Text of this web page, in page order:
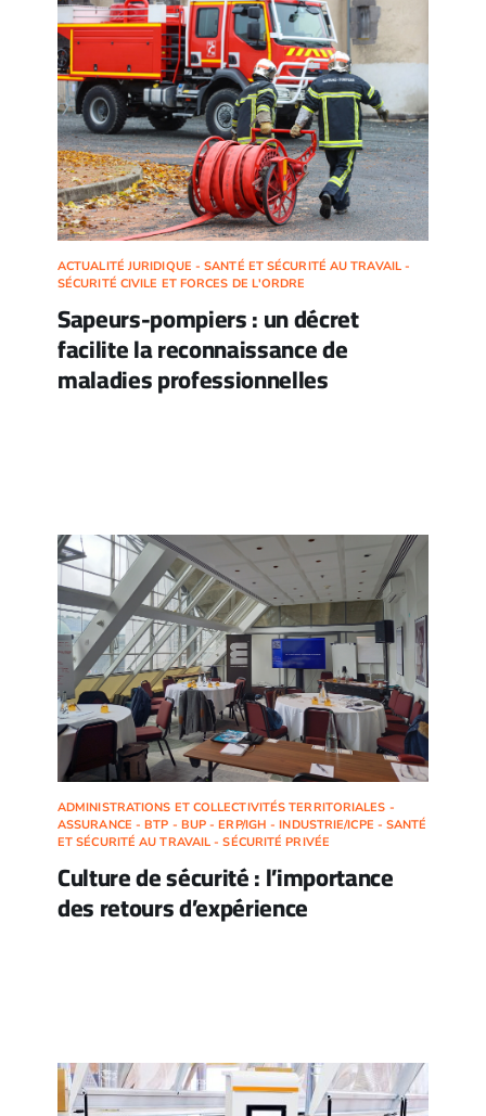
ACTUALITÉ JURIDIQUE - SANTÉ ET SÉCURITÉ AU TRAVAIL -
SÉCURITÉ CIVILE ET FORCES DE L'ORDRE
Sapeurs-pompiers : un décret
facilite la reconnaissance de
maladies professionnelles
ADMINISTRATIONS ET COLLECTIVITÉS TERRITORIALES -
ASSURANCE - BTP - BUP - ERP/IGH - INDUSTRIE/ICPE - SANTÉ
ET SÉCURITÉ AU TRAVAIL - SÉCURITÉ PRIVÉE
Culture de sécurité : l’importance
des retours d’expérience